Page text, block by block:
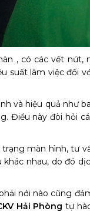
, có các vết nứt,
suất làm việc đối
và hiệu quả như
Điều này đòi hỏi
màn hình, tư
nhau, do đó
nới nào cũng
Hải Phòng tự